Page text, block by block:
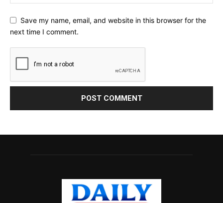
Save my name, email, and website in this browser for the
next time I comment.